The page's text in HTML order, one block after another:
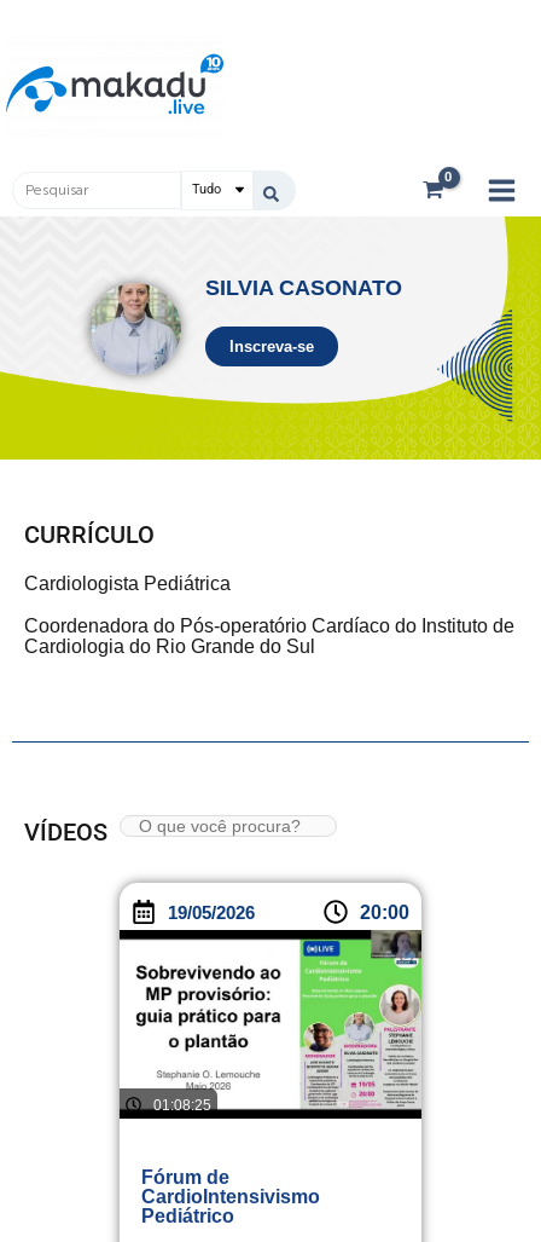
conteúdo
Pesquisar
SILVIA CASONATO
Inscreva-se
CURRÍCULO
Cardiologista Pediátrica
Coordenadora do Pós-operatório Cardíaco do Instituto de
Cardiologia do Rio Grande do Sul
VÍDEOS
19/05/2026 20:00
01:08:25
Fórum de
CardioIntensivismo
Pediátrico